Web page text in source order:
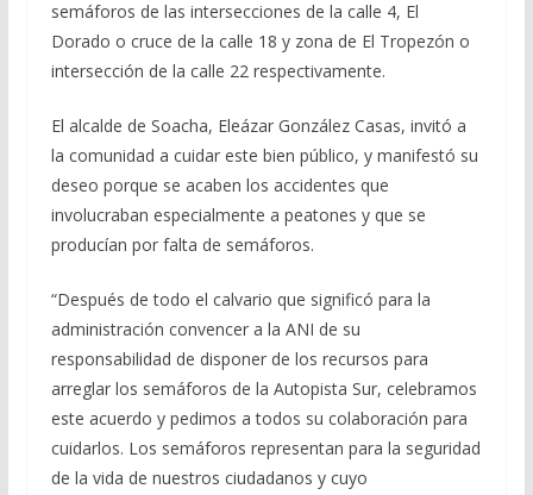
semáforos de las intersecciones de la calle 4, El
Dorado o cruce de la calle 18 y zona de El Tropezón o
intersección de la calle 22 respectivamente.
El alcalde de Soacha, Eleázar González Casas, invitó a
la comunidad a cuidar este bien público, y manifestó su
deseo porque se acaben los accidentes que
involucraban especialmente a peatones y que se
producían por falta de semáforos.
“Después de todo el calvario que significó para la
administración convencer a la ANI de su
responsabilidad de disponer de los recursos para
arreglar los semáforos de la Autopista Sur, celebramos
este acuerdo y pedimos a todos su colaboración para
cuidarlos. Los semáforos representan para la seguridad
de la vida de nuestros ciudadanos y cuyo